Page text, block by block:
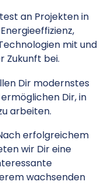
an Projekten in
mit und
Zukunft bei.
Dir modernstes
Dir, in
arbeiten.
erfolgreichem
wir Dir eine
wachsenden